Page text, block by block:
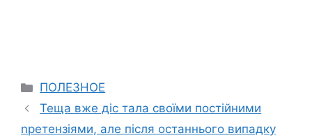
Categories
ПОЛЕЗНОЕ
Теща вже діс тала своїми постійними
nретензіями, але після останнього випадку